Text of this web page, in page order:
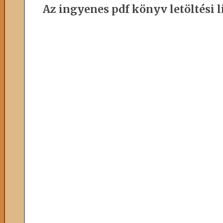
Az ingyenes pdf könyv letöltési